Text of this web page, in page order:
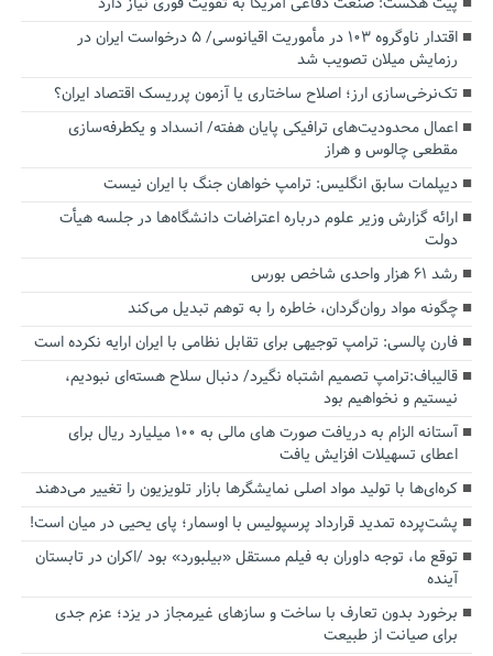
اقتدار ناوگروه ۱۰۳ در مأموریت‌ اقیانوسی/ ۵ درخواست ایران در
رزمایش میلان تصویب شد
تک‌نرخی‌سازی ارز؛ اصلاح ساختاری یا آزمون پرریسک اقتصاد ایران؟
اعمال محدودیت‌های ترافیکی پایان هفته/ انسداد و یکطرفه‌سازی
مقطعی چالوس و هراز
دیپلمات سابق انگلیس:‌ ترامپ خواهان جنگ با ایران نیست
ارائه گزارش وزیر علوم درباره اعتراضات دانشگاه‌ها در جلسه هیأت
دولت
رشد ۶۱ هزار واحدی شاخص بورس
چگونه مواد روان‌گردان، خاطره را به توهم تبدیل می‌کند
فارن پالسی: ترامپ توجیهی برای تقابل نظامی با ایران ارایه نکرده است
قالیباف:ترامپ تصمیم اشتباه نگیرد/ دنبال سلاح هسته‌ای نبودیم،
نیستیم و نخواهیم بود
آستانه الزام به دریافت صورت های مالی به ۱۰۰ میلیارد ریال برای
اعطای تسهیلات افزایش یافت
کره‌ای‌ها با تولید مواد اصلی نمایشگرها بازار تلویزیون را تغییر می‌دهند
پشت‌پرده تمدید قرارداد پرسپولیس با اوسمار؛ پای یحیی در میان است!
توقع ما، توجه داوران به فیلم مستقل «بیلبورد» بود /اکران در تابستان
آینده
برخورد بدون تعارف با ساخت‌ و سازهای غیرمجاز در یزد؛ عزم جدی
برای صیانت از طبیعت